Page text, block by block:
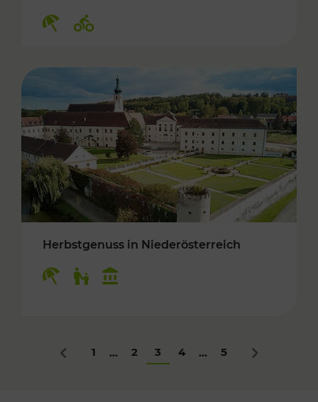
Herbstgenuss in Niederösterreich
Zurück
1 ... 2 3 4 ... 5 Nächstes